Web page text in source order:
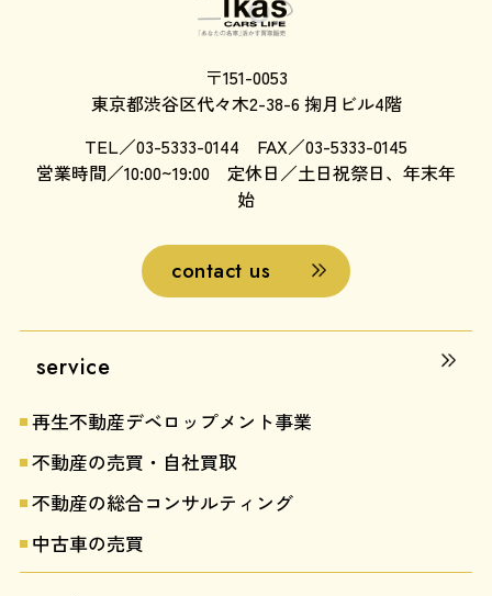
〒151-0053
東京都渋谷区代々木2-38-6 掬月ビル4階
TEL／03-5333-0144 FAX／03-5333-0145
営業時間／10:00~19:00 定休日／土日祝祭日、年末年
始
contact us
service
再生不動産デベロップメント事業
不動産の売買・自社買取
不動産の総合コンサルティング
中古車の売買